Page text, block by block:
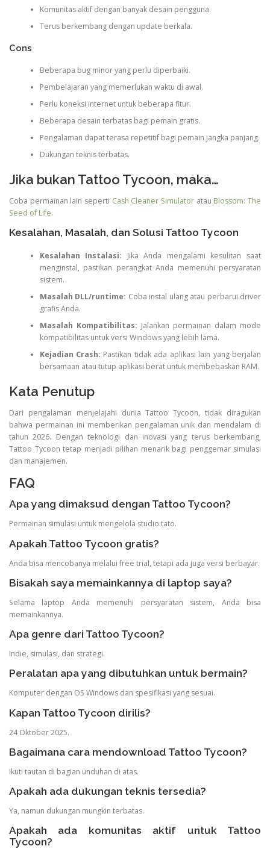
Komunitas aktif dengan banyak desain pengguna.
Terus berkembang dengan update berkala.
Cons
Beberapa bug minor yang perlu diperbaiki.
Pembelajaran yang memerlukan waktu di awal.
Perlu koneksi internet untuk beberapa fitur.
Beberapa desain terbatas bagi pemain gratis.
Pengalaman dapat terasa repetitif bagi pemain jangka panjang.
Dukungan teknis terbatas.
Jika bukan Tattoo Tycoon, maka…
Coba permainan lain seperti Cash Cleaner Simulator atau Blossom: The
Seed of Life.
Kesalahan, Masalah, dan Solusi Tattoo Tycoon
Kesalahan Instalasi: Jika Anda mengalami kesulitan saat
menginstal, pastikan perangkat Anda memenuhi persyaratan
sistem.
Masalah DLL/runtime: Coba instal ulang atau perbarui driver
grafis Anda.
Masalah Kompatibilitas: Jalankan permainan dalam mode
kompatibilitas untuk versi Windows yang lebih lama.
Kejadian Crash: Pastikan tidak ada aplikasi lain yang berjalan
bersamaan atau tutup aplikasi berat untuk membebaskan RAM.
Kata Penutup
Dari pengalaman menjelajahi dunia Tattoo Tycoon, tidak diragukan
bahwa permainan ini memberikan pengalaman unik dan mendalam di
tahun 2026. Dengan teknologi dan inovasi yang terus berkembang,
Tattoo Tycoon tetap menjadi pilihan menarik bagi penggemar simulasi
dan manajemen.
FAQ
Apa yang dimaksud dengan Tattoo Tycoon?
Permainan simulasi untuk mengelola studio tato.
Apakah Tattoo Tycoon gratis?
Anda bisa mencobanya melalui free trial, tetapi ada juga versi berbayar.
Bisakah saya memainkannya di laptop saya?
Selama laptop Anda memenuhi persyaratan sistem, Anda bisa
memainkannya.
Apa genre dari Tattoo Tycoon?
Indie, simulasi, dan strategi.
Peralatan apa yang dibutuhkan untuk bermain?
Komputer dengan OS Windows dan spesifikasi yang sesuai.
Kapan Tattoo Tycoon dirilis?
24 Oktober 2025.
Bagaimana cara mendownload Tattoo Tycoon?
Ikuti tautan di bagian unduhan di atas.
Apakah ada dukungan teknis tersedia?
Ya, namun dukungan mungkin terbatas.
Apakah ada komunitas aktif untuk Tattoo
Tycoon?